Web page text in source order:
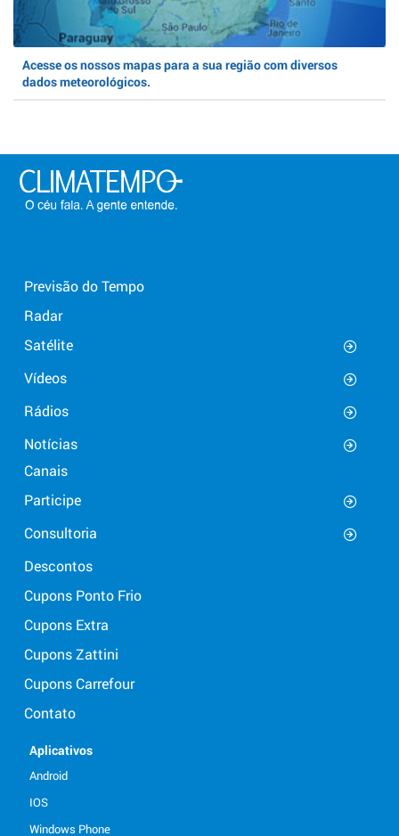
Acesse os nossos mapas para a sua região com diversos
dados meteorológicos.
Previsão do Tempo
Radar
Satélite
Vídeos
Rádios
Notícias
Canais
Participe
Consultoria
Descontos
Cupons Ponto Frio
Cupons Extra
Cupons Zattini
Cupons Carrefour
Contato
Aplicativos
Android
IOS
Windows Phone